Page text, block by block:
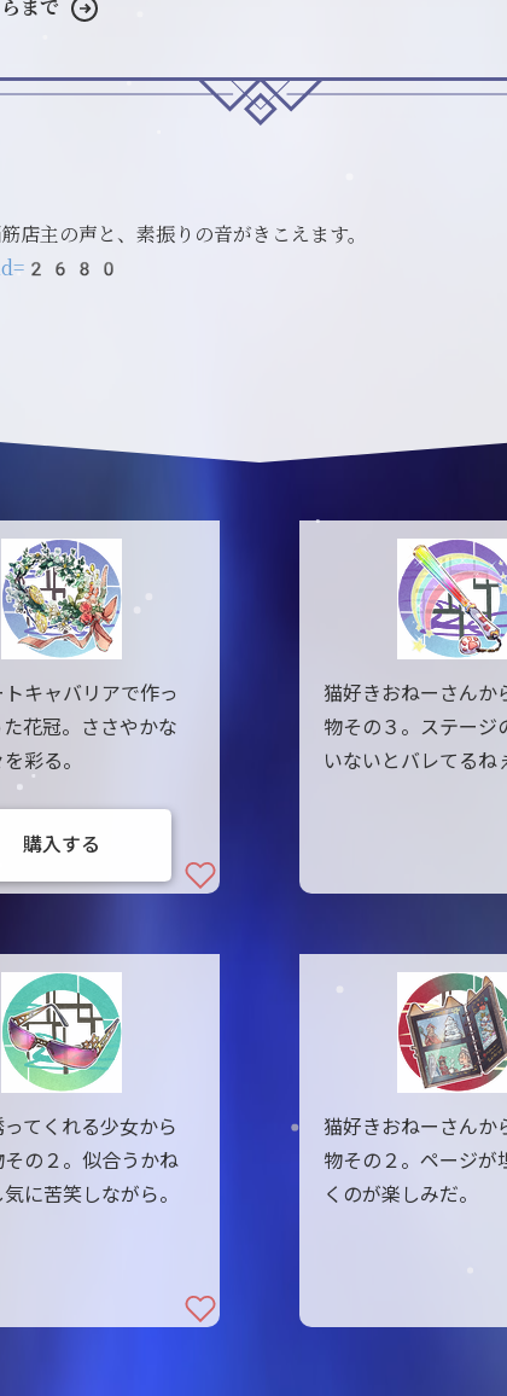
まで
店主の声と、素振りの音がきこえます。
キャバリアで作っ
花冠。ささやかな
彩る。
購入する
猫好きおねーさんか
物その３。ステージ
いないとバレてるね
てくれる少女から
その２。似合うかね
に苦笑しながら。
猫好きおねーさんか
物その２。ページが
くのが楽しみだ。